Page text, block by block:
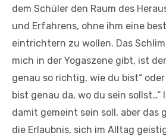
dem Schüler den Raum des
und Erfahrens, ohne ihm eine
eintrichtern zu wollen. Das
mich in der Yogaszene gibt, ist
genau so richtig, wie du bist“
bist genau da, wo du sein sollst…“
damit gemeint sein soll, aber das
die Erlaubnis, sich im Alltag